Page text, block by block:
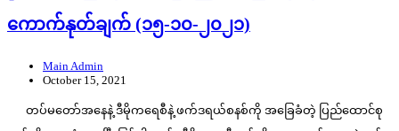
ကောက်နုတ်ချက် (၁၅-၁၀-၂၀၂၁)
Main Admin
October 15, 2021
တပ်မတော်အနေနဲ့ ဒီမိုကရေစီနဲ့ ဖက်ဒရယ်စနစ်ကို အခြေခံတဲ့ ပြည်ထောင်စု